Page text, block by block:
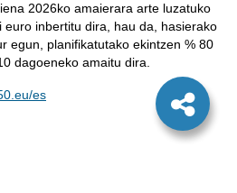
2026ko amaierara arte luzatuko
inbertitu dira, hau da, hasierako
egun, planifikatutako ekintzen % 80
dagoeneko amaitu dira.
es